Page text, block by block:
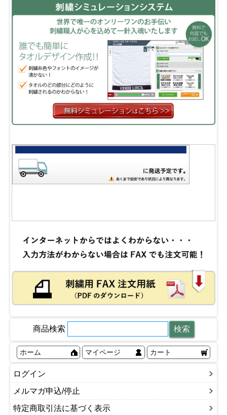
商品検索
ホーム マイページ カート
ログイン
メルマガ申込/停止
特定商取引法に基づく表示